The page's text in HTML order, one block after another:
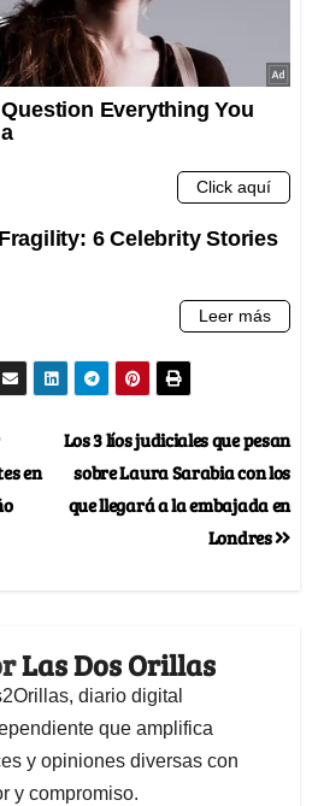
Los 3 líos judiciales que pesan
sobre Laura Sarabia con los
que llegará a la embajada en
Londres
en
Las Dos Orillas
diario digital
que amplifica
y opiniones diversas con
y compromiso.